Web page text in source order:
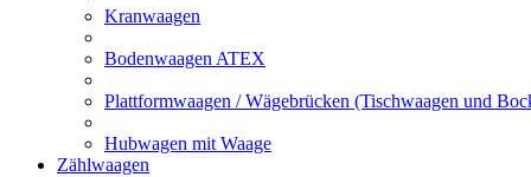
Kranwaagen
Bodenwaagen ATEX
Plattformwaagen / Wägebrücken (Tischwaagen und
Hubwagen mit Waage
Zählwaagen